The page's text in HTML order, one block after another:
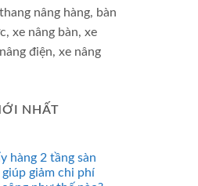
nâng hàng, bàn
xe nâng bàn, xe
điện, xe nâng
NHẤT
hàng 2 tầng sàn
giúp giảm chi phí